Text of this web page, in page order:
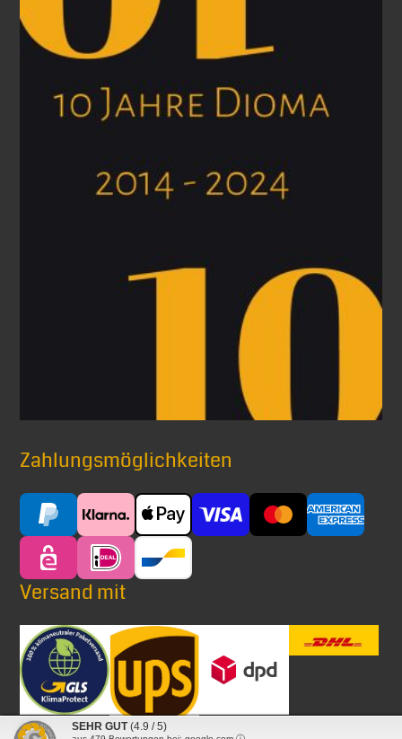
Zahlungsmöglichkeiten
Versand mit
SEHR GUT (4.9 / 5)